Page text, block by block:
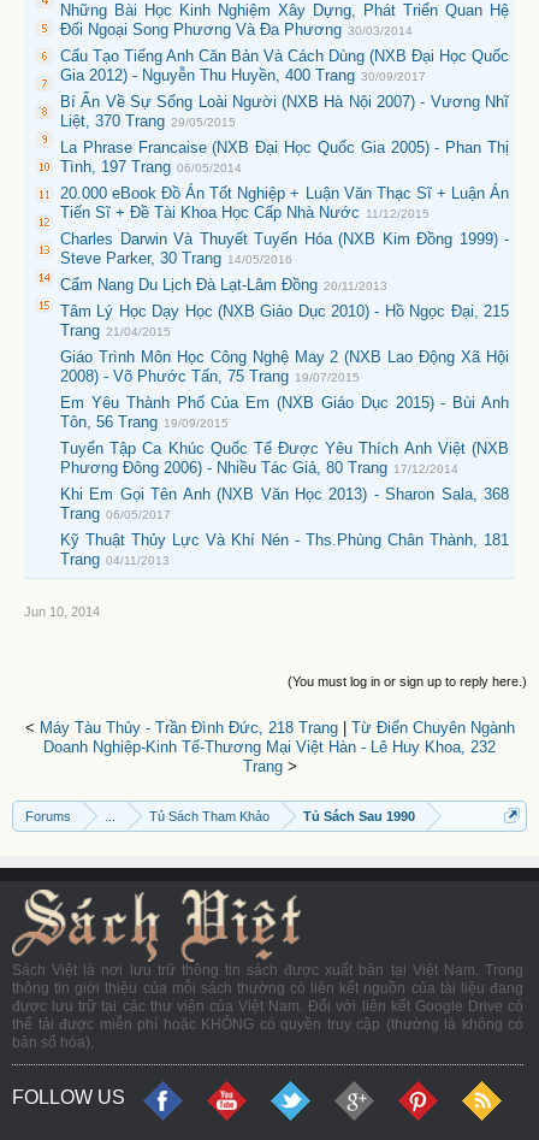
Những Bài Học Kinh Nghiệm Xây Dựng, Phát Triển Quan Hệ
Đối Ngoại Song Phương Và Đa Phương 30/03/2014
Cấu Tạo Tiếng Anh Căn Bản Và Cách Dùng (NXB Đại Học Quốc
Gia 2012) - Nguyễn Thu Huyền, 400 Trang 30/09/2017
Bí Ẩn Về Sự Sống Loài Người (NXB Hà Nội 2007) - Vương Nhĩ
Liệt, 370 Trang 29/05/2015
La Phrase Francaise (NXB Đại Học Quốc Gia 2005) - Phan Thị
Tình, 197 Trang 06/05/2014
20.000 eBook Đồ Án Tốt Nghiệp + Luận Văn Thạc Sĩ + Luận Án
Tiến Sĩ + Đề Tài Khoa Học Cấp Nhà Nước
11/12/2015
Charles Darwin Và Thuyết Tuyến Hóa (NXB Kim Đồng 1999) -
Steve Parker, 30 Trang 14/05/2016
Cẩm Nang Du Lịch Đà Lạt-Lâm Đồng 20/11/2013
Tâm Lý Học Dạy Học (NXB Giáo Dục 2010) - Hồ Ngọc Đại, 215
Trang 21/04/2015
Giáo Trình Môn Học Công Nghệ May 2 (NXB Lao Động Xã Hội
2008) - Võ Phước Tấn, 75 Trang 19/07/2015
Em Yêu Thành Phố Của Em (NXB Giáo Dục 2015) - Bùi Anh
Tôn, 56 Trang 19/09/2015
Tuyển Tập Ca Khúc Quốc Tế Được Yêu Thích Anh Việt (NXB
Phương Đông 2006) - Nhiều Tác Giả, 80 Trang 17/12/2014
Khi Em Gọi Tên Anh (NXB Văn Học 2013) - Sharon Sala, 368
Trang 06/05/2017
Kỹ Thuật Thủy Lực Và Khí Nén - Ths.Phùng Chân Thành, 181
Trang 04/11/2013
Jun 10, 2014
(You must log in or sign up to reply here.)
< Máy Tàu Thủy - Trần Đình Đức, 218 Trang| Từ Điển Chuyên Ngành
Doanh Nghiệp-Kinh Tế-Thương Mại Việt Hàn - Lê Huy Khoa, 232
Trang>
Forums Tủ Sách Tham Khảo Tủ Sách Sau 1990
Sách Việt là nơi lưu trữ thông tin sách được xuất bản tại Việt Nam. Trong
thông tin giới thiệu của mỗi sách thường có liên kết nguồn của tài liệu đang
được lưu trữ tại các thư viện của Việt Nam. Đối với liên kết Google Drive có
thể tải được miễn phí hoặc KHÔNG có quyền truy cập (thường là không có
bản số hóa).
FOLLOW US